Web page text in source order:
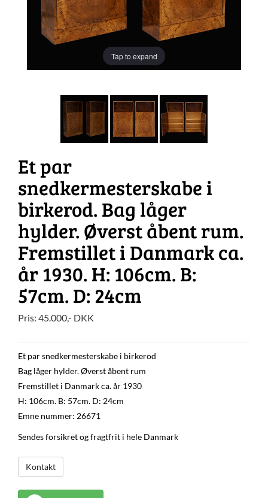
Tap to expand
Et par
snedkermesterskabe i
birkerod. Bag låger
hylder. Øverst åbent rum.
Fremstillet i Danmark ca.
år 1930. H: 106cm. B:
57cm. D: 24cm
Pris: 45.000,- DKK
Et par snedkermesterskabe i birkerod
Bag låger hylder. Øverst åbent rum
Fremstillet i Danmark ca. år 1930
H: 106cm. B: 57cm. D: 24cm
Emne nummer: 26671
Sendes forsikret og fragtfrit i hele Danmark
Kontakt